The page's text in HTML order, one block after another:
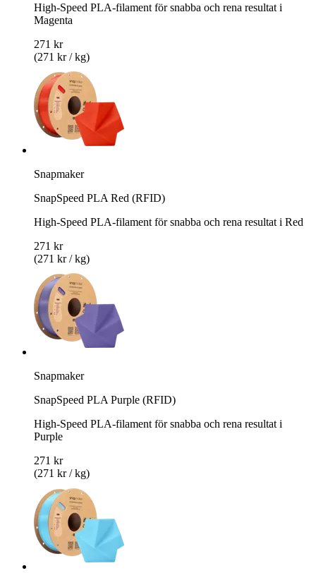
High-Speed PLA-filament för snabba och rena resultat i
Magenta
271 kr
(271 kr / kg)
Snapmaker
SnapSpeed PLA Red (RFID)
High-Speed PLA-filament för snabba och rena resultat i Red
271 kr
(271 kr / kg)
Snapmaker
SnapSpeed PLA Purple (RFID)
High-Speed PLA-filament för snabba och rena resultat i
Purple
271 kr
(271 kr / kg)